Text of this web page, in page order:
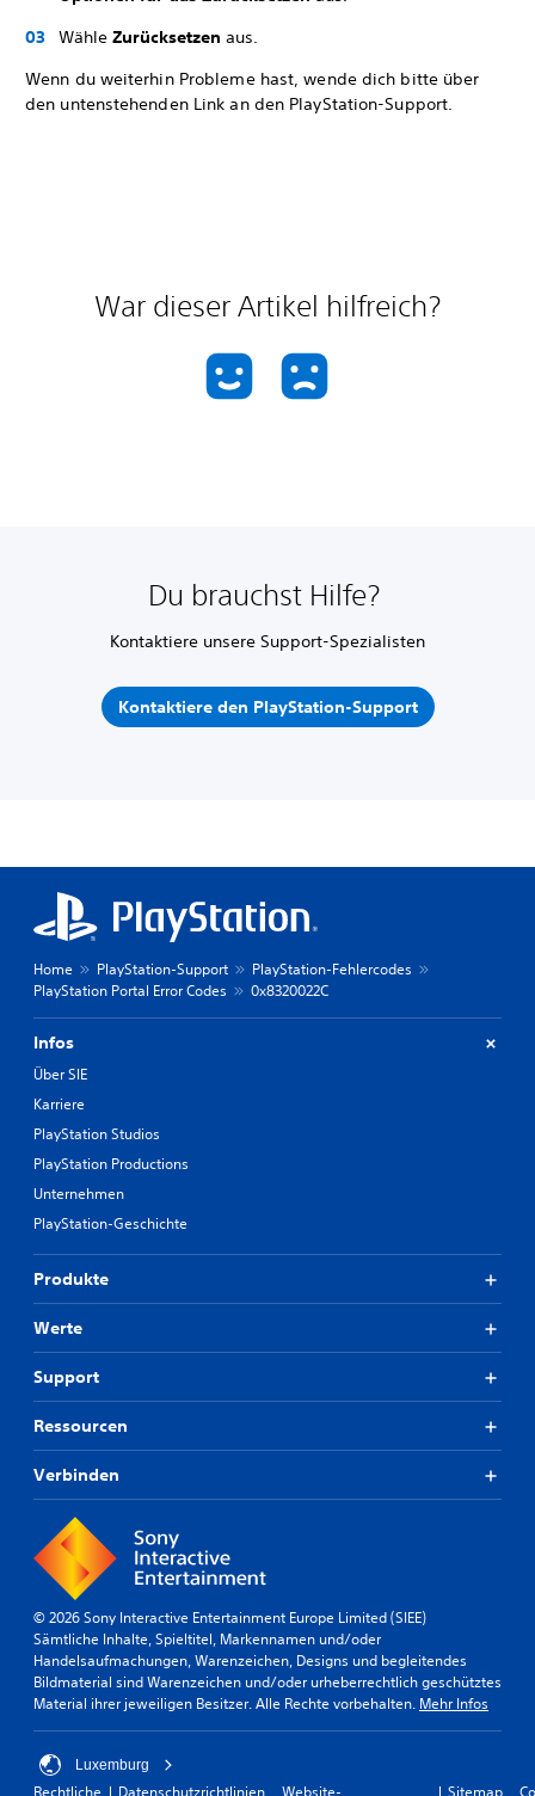
Wähle Zurücksetzen aus.
Wenn du weiterhin Probleme hast, wende dich bitte über
den untenstehenden Link an den PlayStation-Support.
War dieser Artikel hilfreich?
Du brauchst Hilfe?
Kontaktiere unsere Support-Spezialisten
Kontaktiere den PlayStation-Support
Home PlayStation-Support
PlayStation-Fehlercodes
PlayStation Portal Error Codes
0x8320022C
Infos
Über SIE
Karriere
PlayStation Studios
PlayStation Productions
Unternehmen
PlayStation-Geschichte
Produkte
Werte
Support
Ressourcen
Verbinden
© 2026 Sony Interactive Entertainment Europe Limited (SIEE)
Sämtliche Inhalte, Spieltitel, Markennamen und/oder
Handelsaufmachungen, Warenzeichen, Designs und begleitendes
Bildmaterial sind Warenzeichen und/oder urheberrechtlich geschütztes
Material ihrer jeweiligen Besitzer. Alle Rechte vorbehalten. Mehr Infos
Luxemburg
Rechtliche Datenschutzrichtlinien Website- Sitemap